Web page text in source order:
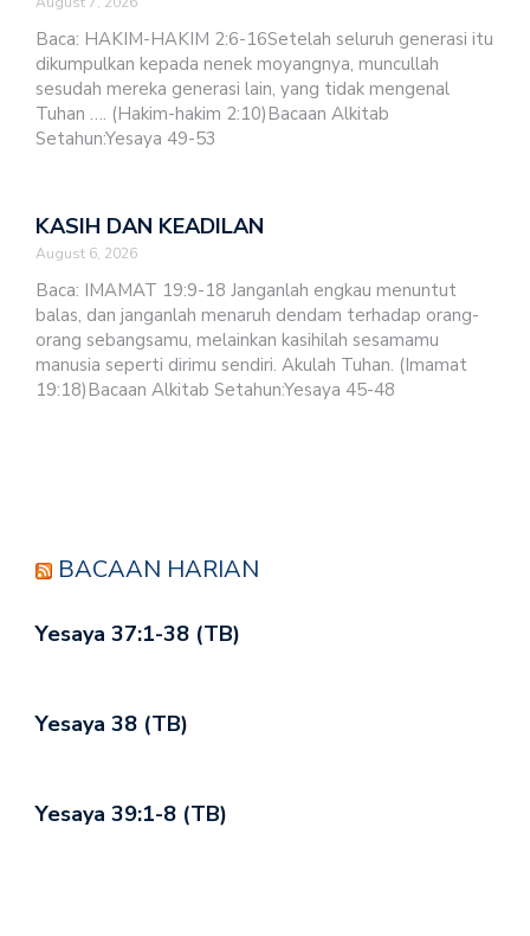
Baca: HAKIM-HAKIM 2:6-16Setelah seluruh generasi itu
dikumpulkan kepada nenek moyangnya, muncullah
sesudah mereka generasi lain, yang tidak mengenal
Tuhan …. (Hakim-hakim 2:10)Bacaan Alkitab
Setahun:Yesaya 49-53
KASIH DAN KEADILAN
August 6, 2026
Baca: IMAMAT 19:9-18 Janganlah engkau menuntut
balas, dan janganlah menaruh dendam terhadap orang-
orang sebangsamu, melainkan kasihilah sesamamu
manusia seperti dirimu sendiri. Akulah Tuhan. (Imamat
19:18)Bacaan Alkitab Setahun:Yesaya 45-48
BACAAN HARIAN
Yesaya 37:1-38 (TB)
Yesaya 38 (TB)
Yesaya 39:1-8 (TB)